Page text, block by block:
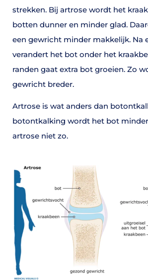
strekken. Bij artrose wordt het
botten dunner en minder glad.
een gewricht minder makkelijk. Na
verandert het bot onder het
randen gaat extra bot groeien. Zo
gewricht breder.
Artrose is wat anders dan
botontkalking wordt het bot
artrose niet zo.